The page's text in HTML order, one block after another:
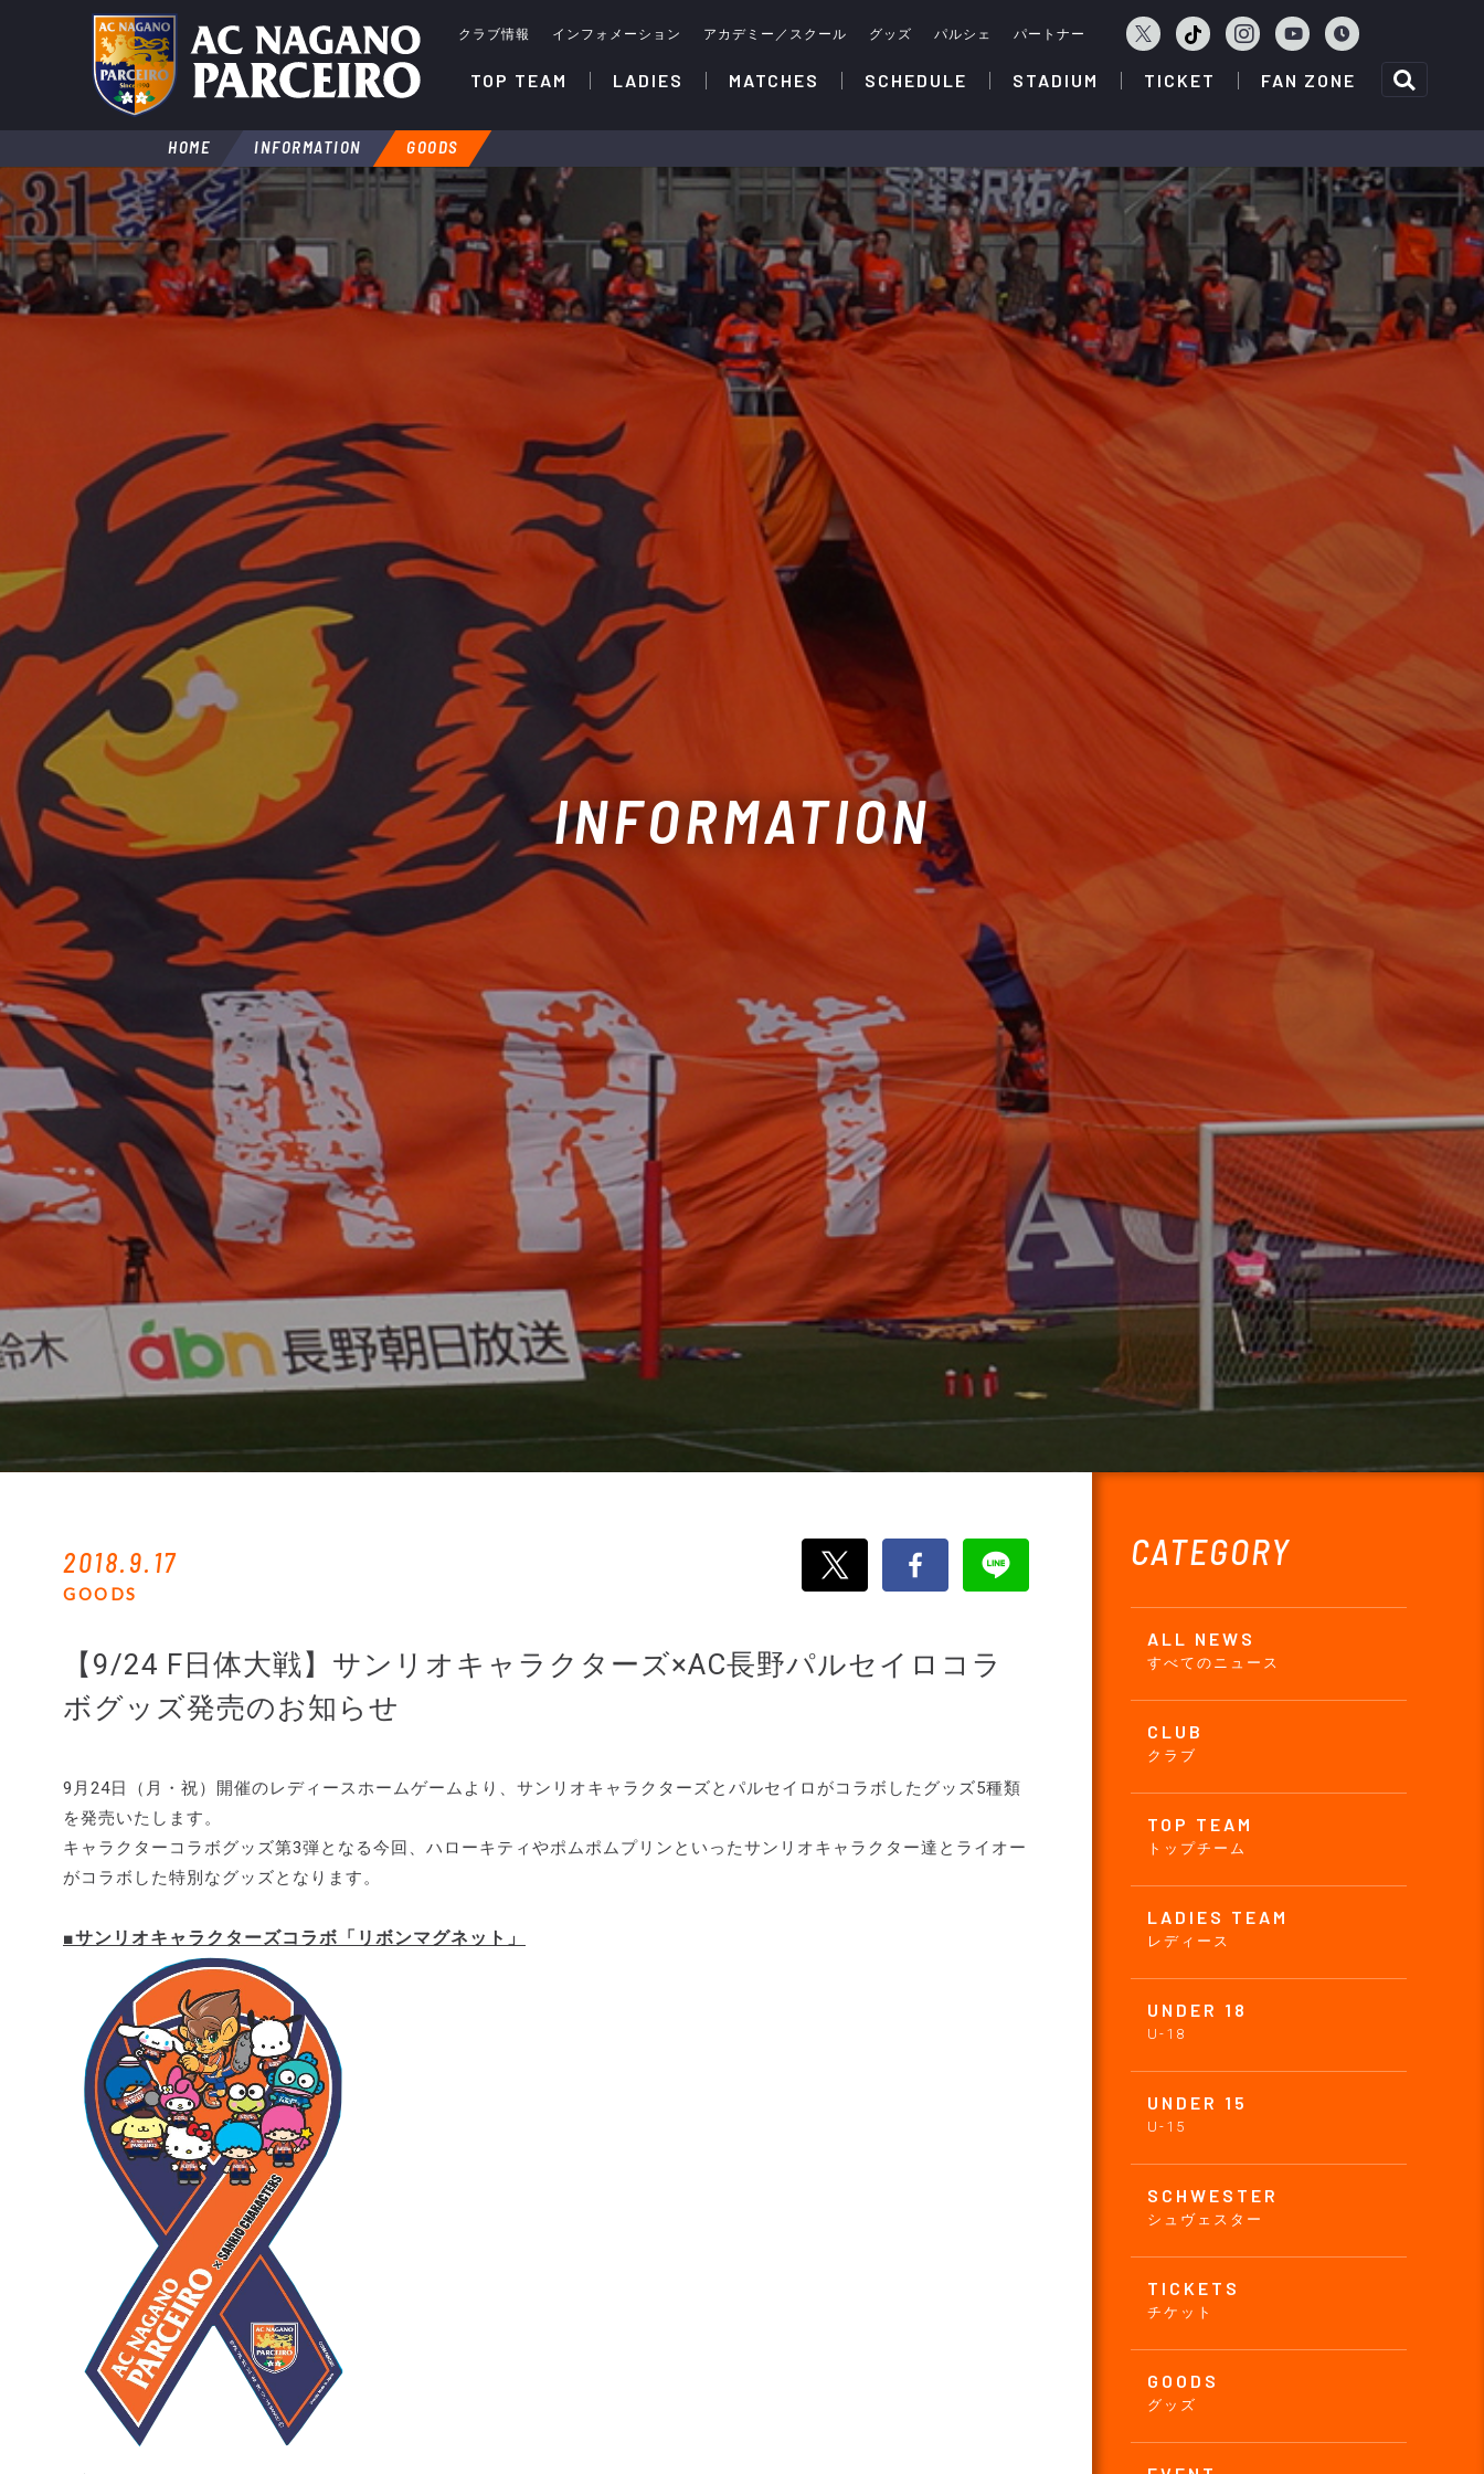
クラブ情報 インフォメーション アカデミー／スクール グッズ パルシェ パートナー
TOP TEAM LADIES MATCHES SCHEDULE STADIUM TICKET FAN ZONE
HOME INFORMATION GOODS
INFORMATION
CATEGORY
ALL NEWS
すべてのニュース
CLUB
クラブ
TOP TEAM
トップチーム
LADIES TEAM
レディース
UNDER 18
U-18
UNDER 15
U-15
SCHWESTER
シュヴェスター
TICKETS
チケット
GOODS
グッズ
2018.9.17
GOODS
【9/24 F日体大戦】サンリオキャラクターズ×AC長野パルセイロコラ
ボグッズ発売のお知らせ
9月24日（月・祝）開催のレディースホームゲームより、サンリオキャラクターズとパルセイロがコラボしたグッズ5種類
を発売いたします。
キャラクターコラボグッズ第3弾となる今回、ハローキティやポムポムプリンといったサンリオキャラクター達とライオー
がコラボした特別なグッズとなります。
■サンリオキャラクターズコラボ「リボンマグネット」